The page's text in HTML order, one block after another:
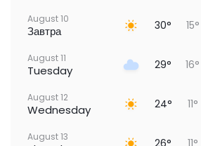
August 10
Завтра 30° 15°
August 11
Tuesday 29° 16°
August 12
Wednesday 24° 11°
August 13